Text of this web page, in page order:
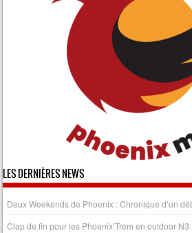
LES DERNIÈRES NEWS
Deux Weekends de Phoenix : Chronique d’un
Clap de fin pour les Phoenix’Trem en outdoor N3